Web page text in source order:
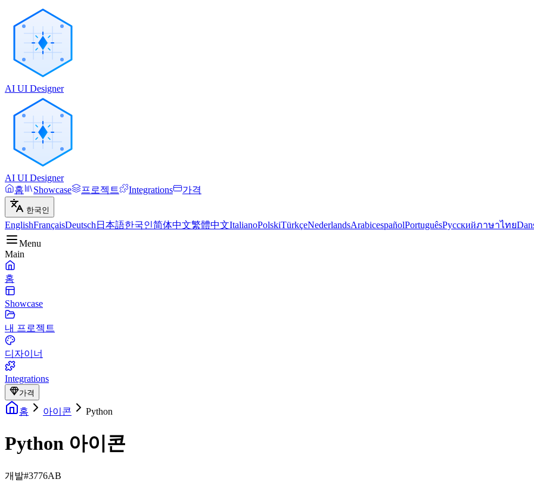
AI UI Designer
AI UI Designer
홈
Showcase 프로젝트 Integrations 가격
한국인
EnglishFrançaisDeutsch 日本語한국인简体中文繁體中文ItalianoPolskiTürkçeNederlandsArabicespañolPortuguêsРусскийภาษาไทย
Menu
Main
홈
Showcase
내 프로젝트
디자이너
Integrations
가격
홈 아이콘 Python
Python 아이콘
개발#3776AB